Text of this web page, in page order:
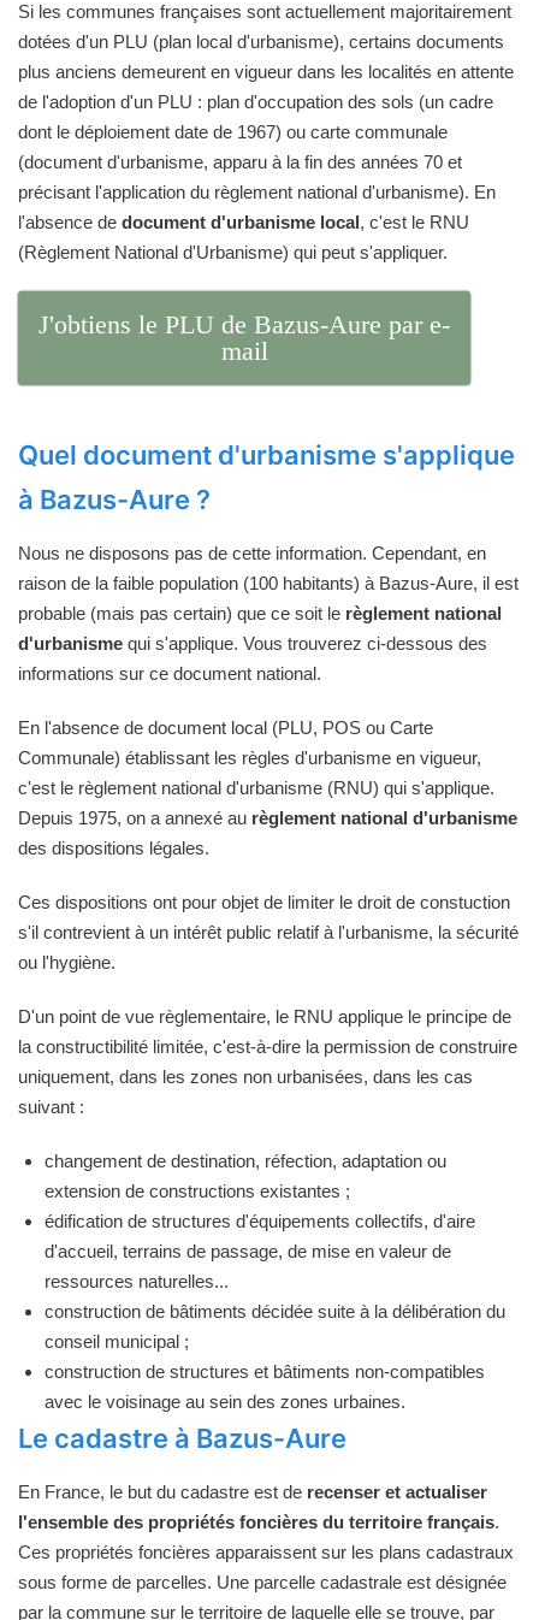
Si les communes françaises sont actuellement majoritairement
dotées d'un PLU (plan local d'urbanisme), certains documents
plus anciens demeurent en vigueur dans les localités en attente
de l'adoption d'un PLU : plan d'occupation des sols (un cadre
dont le déploiement date de 1967) ou carte communale
(document d'urbanisme, apparu à la fin des années 70 et
précisant l'application du règlement national d'urbanisme). En
l'absence de document d'urbanisme local, c'est le RNU
(Règlement National d'Urbanisme) qui peut s'appliquer.
J'obtiens le PLU de Bazus-Aure par e-
mail
Quel document d'urbanisme s'applique
à Bazus-Aure ?
Nous ne disposons pas de cette information. Cependant, en
raison de la faible population (100 habitants) à Bazus-Aure, il est
probable (mais pas certain) que ce soit le règlement national
d'urbanisme qui s'applique. Vous trouverez ci-dessous des
informations sur ce document national.
En l'absence de document local (PLU, POS ou Carte
Communale) établissant les règles d'urbanisme en vigueur,
c'est le règlement national d'urbanisme (RNU) qui s'applique.
Depuis 1975, on a annexé au règlement national d'urbanisme
des dispositions légales.
Ces dispositions ont pour objet de limiter le droit de constuction
s'il contrevient à un intérêt public relatif à l'urbanisme, la sécurité
ou l'hygiène.
D'un point de vue règlementaire, le RNU applique le principe de
la constructibilité limitée, c'est-à-dire la permission de construire
uniquement, dans les zones non urbanisées, dans les cas
suivant :
changement de destination, réfection, adaptation ou
extension de constructions existantes ;
édification de structures d'équipements collectifs, d'aire
d'accueil, terrains de passage, de mise en valeur de
ressources naturelles...
construction de bâtiments décidée suite à la délibération du
conseil municipal ;
construction de structures et bâtiments non-compatibles
avec le voisinage au sein des zones urbaines.
Le cadastre à Bazus-Aure
En France, le but du cadastre est de recenser et actualiser
l'ensemble des propriétés foncières du territoire français.
Ces propriétés foncières apparaissent sur les plans cadastraux
sous forme de parcelles. Une parcelle cadastrale est désignée
par la commune sur le territoire de laquelle elle se trouve, par